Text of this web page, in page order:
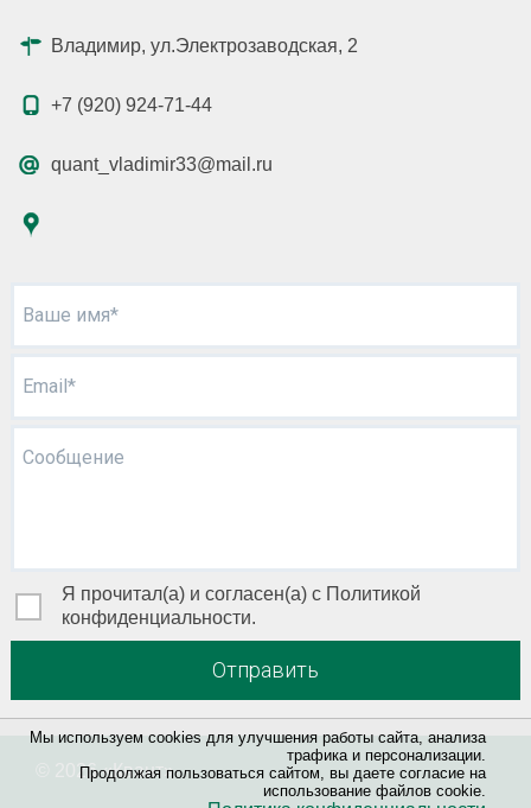
Мы используем cookies для улучшения работы сайта, анализа
трафика и персонализации.
Продолжая пользоваться сайтом, вы даете согласие на
использование файлов cookie.
Владимир, ул.Электрозаводская, 2
+7 (920) 924-71-44
quant_vladimir33@mail.ru
Ваше имя*
Email*
Сообщение
Я прочитал(а) и согласен(а) с Политикой
конфиденциальности.
Отправить
© 2026 «Квант »